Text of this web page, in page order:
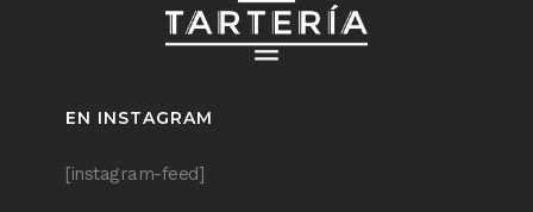
EN INSTAGRAM
[instagram-feed]